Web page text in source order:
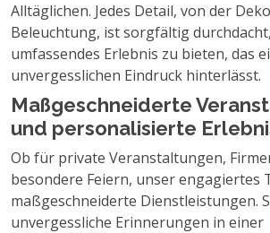
Alltäglichen. Jedes Detail, von der
Beleuchtung, ist sorgfältig
umfassendes Erlebnis zu bieten, das
unvergesslichen Eindruck hinterlässt.
Maßgeschneiderte
und personalisierte
Ob für private Veranstaltungen,
besondere Feiern, unser engagiertes
maßgeschneiderte Dienstleistungen.
unvergessliche Erinnerungen in einer